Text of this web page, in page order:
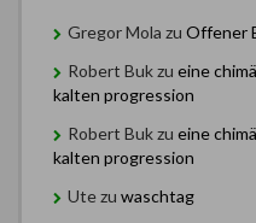
Gregor Mola zu Offener
Robert Bukzu eine
kalten progression
Robert Bukzu eine
kalten progression
Utezu waschtag